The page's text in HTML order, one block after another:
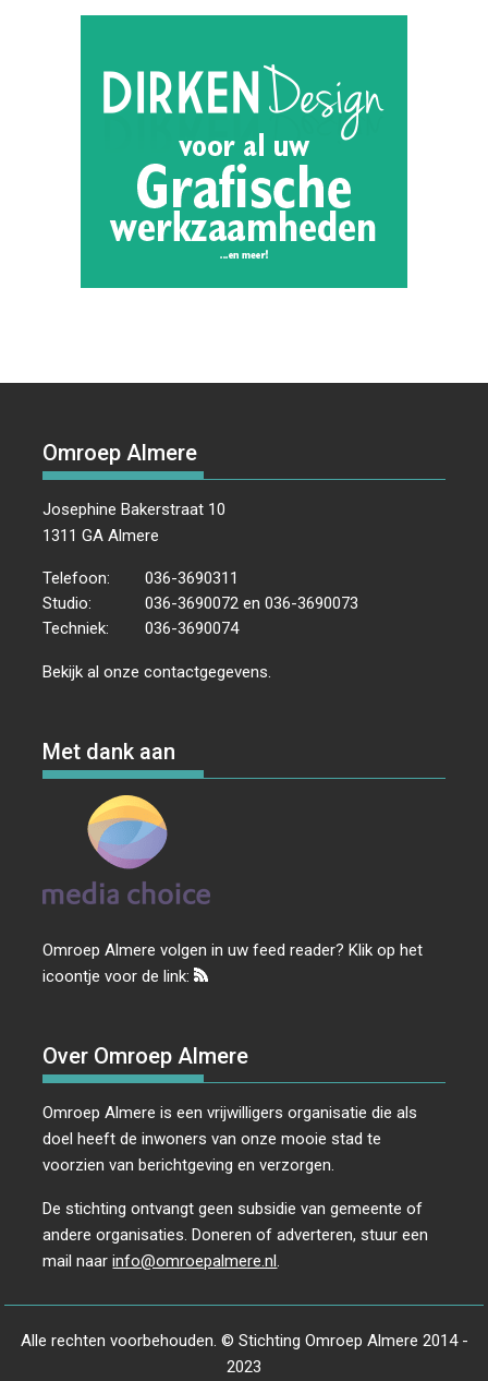
Omroep Almere
Josephine Bakerstraat 10
1311 GA Almere
Telefoon:
036-3690311
Studio:
036-3690072 en 036-3690073
Techniek:
036-3690074
Bekijk al onzecontactgegevens
Met dank aan
Omroep Almere volgen in uw feed reader? Klik op het
icoontje voor de link:
Over Omroep Almere
Omroep Almere is een vrijwilligers organisatie die als
doel heeft de inwoners van onze mooie stad te
voorzien van berichtgeving en verzorgen.
De stichting ontvangt geen subsidie van gemeente of
andere organisaties. Doneren of adverteren, stuur een
mail naarinfo@omroepalmere.nl.
Alle rechten voorbehouden. © Stichting Omroep Almere 2014 -
2023